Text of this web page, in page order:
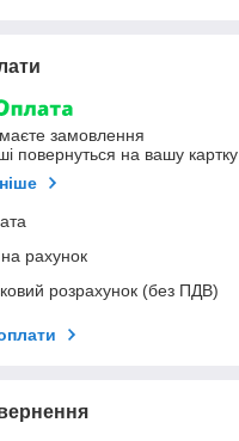
замовлення
повернуться на вашу картку
рахунок
розрахунок (без ПДВ)